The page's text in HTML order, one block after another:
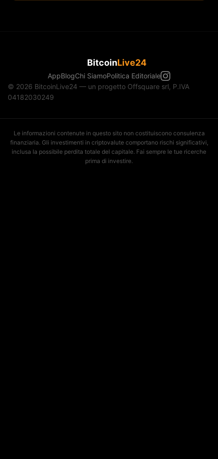
BitcoinLive24
AppBlogChi SiamoPolitica Editoriale
© 2026 BitcoinLive24 — un progetto Offsquare srl, P.IVA
04182030249
Le informazioni contenute in questo sito non costituiscono consulenza
finanziaria. Gli investimenti in criptovalute comportano rischi significativi,
inclusa la possibile perdita totale del capitale. Fai sempre le tue ricerche
prima di investire.